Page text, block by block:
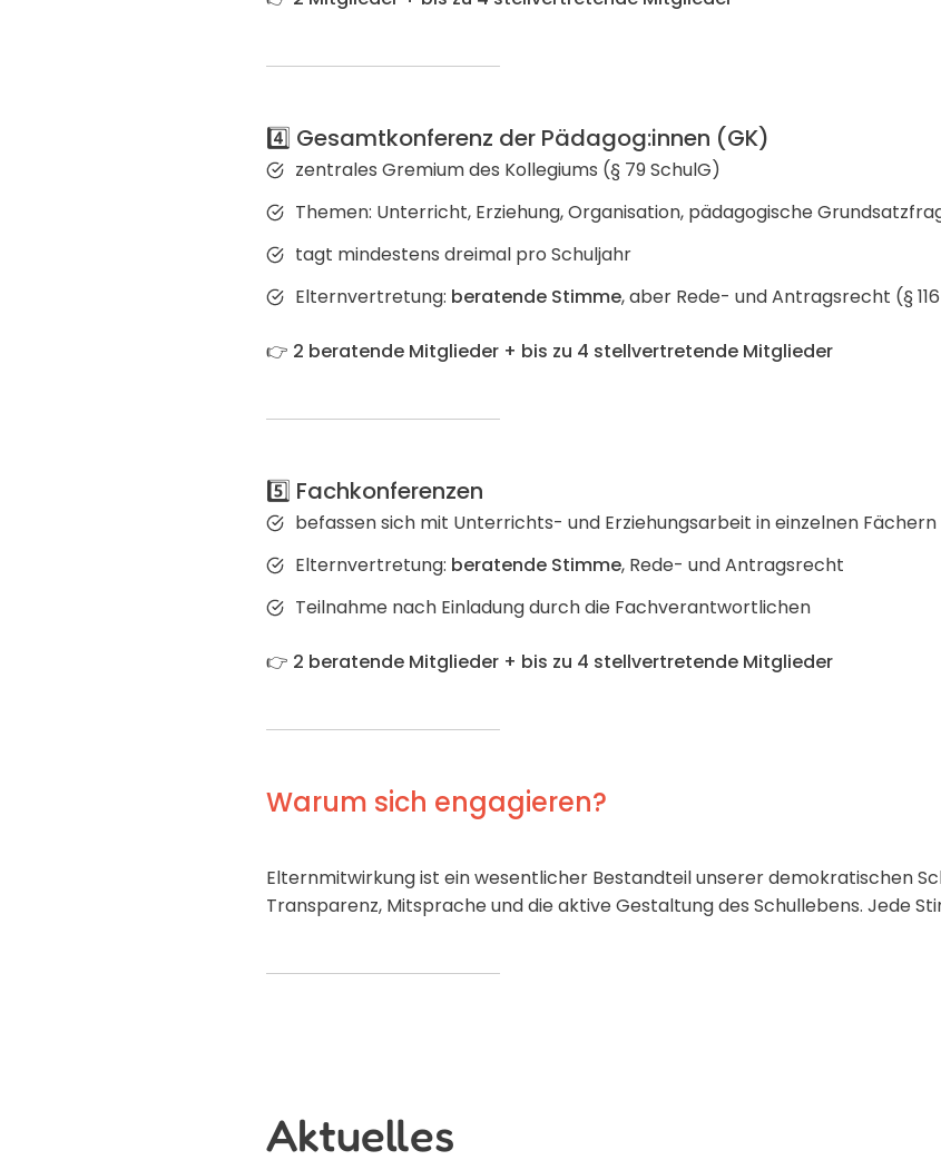
4️⃣ Gesamtkonferenz der Pädagog:innen (GK)
zentrales Gremium des Kollegiums (§ 79 SchulG)
Themen: Unterricht, Erziehung, Organisation, pädagogische
tagt mindestens dreimal pro Schuljahr
Elternvertretung: beratende Stimme, aber Rede- und Antragsrecht (§
👉 2 beratende Mitglieder + bis zu 4 stellvertretende Mitglieder
5️⃣ Fachkonferenzen
befassen sich mit Unterrichts- und Erziehungsarbeit in einzelnen Fächern
Elternvertretung: beratende Stimme, Rede- und Antragsrecht
Teilnahme nach Einladung durch die Fachverantwortlichen
👉 2 beratende Mitglieder + bis zu 4 stellvertretende Mitglieder
Warum sich engagieren?
Elternmitwirkung ist ein wesentlicher Bestandteil unserer demokratischen
Transparenz, Mitsprache und die aktive Gestaltung des Schullebens. Jede
Aktuelles